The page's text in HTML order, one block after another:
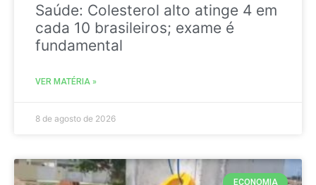
Saúde: Colesterol alto atinge 4 em
cada 10 brasileiros; exame é
fundamental
VER MATÉRIA »
8 de agosto de 2026
ECONOMIA